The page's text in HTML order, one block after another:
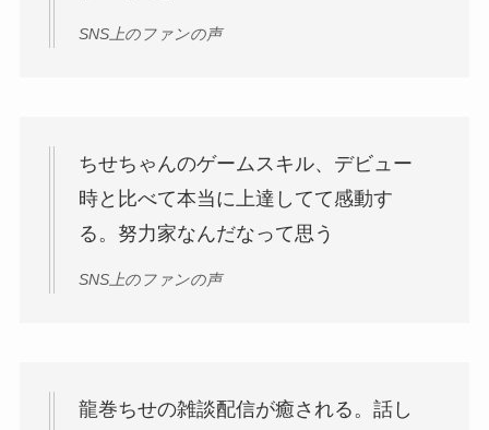
SNS上のファンの声
ちせちゃんのゲームスキル、デビュー
時と比べて本当に上達してて感動す
る。努力家なんだなって思う
SNS上のファンの声
龍巻ちせの雑談配信が癒される。話し